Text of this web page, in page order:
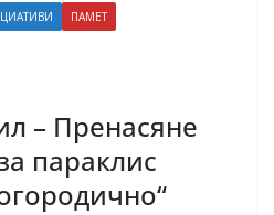
ПАМЕТ
– Пренасяне
параклис